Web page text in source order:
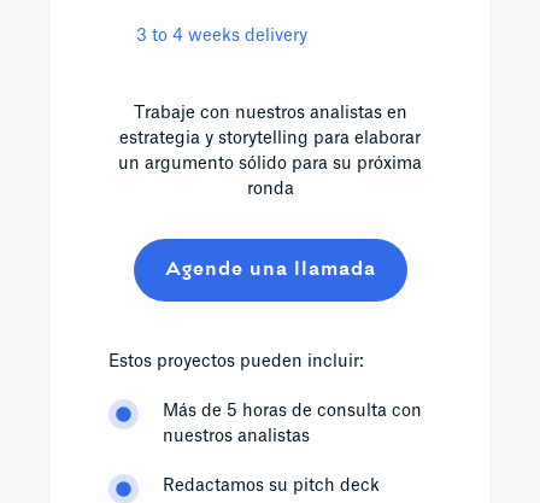
3 to 4 weeks delivery
Trabaje con nuestros analistas en
estrategia y storytelling para elaborar
un argumento sólido para su próxima
ronda
Agende una llamada
Estos proyectos pueden incluir:
Más de 5 horas de consulta con
nuestros analistas
Redactamos su pitch deck